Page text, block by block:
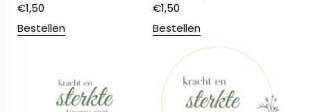
€1,50
Bestellen
€1,50
Bestellen